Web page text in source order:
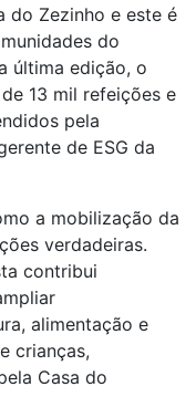
do Zezinho e este é
do
última edição, o
13 mil refeições e
pela
de ESG da
a mobilização da
verdadeiras.
contribui
alimentação e
crianças,
Casa do